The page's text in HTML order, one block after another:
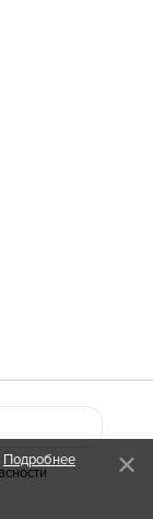
Подробнее